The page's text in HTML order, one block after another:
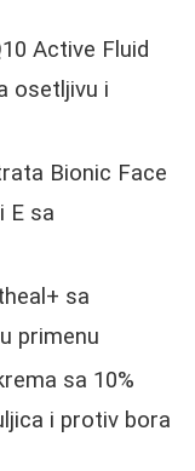
Active Fluid
osetljivu i
Bionic Face
E sa
sa
primenu
sa 10%
i protiv bora